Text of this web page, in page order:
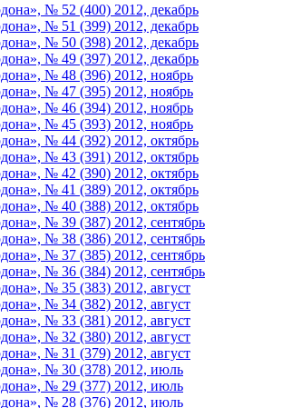
№ 52 (400) 2012, декабрь
№ 51 (399) 2012, декабрь
№ 50 (398) 2012, декабрь
№ 49 (397) 2012, декабрь
№ 48 (396) 2012, ноябрь
№ 47 (395) 2012, ноябрь
№ 46 (394) 2012, ноябрь
№ 45 (393) 2012, ноябрь
№ 44 (392) 2012, октябрь
№ 43 (391) 2012, октябрь
№ 42 (390) 2012, октябрь
№ 41 (389) 2012, октябрь
№ 40 (388) 2012, октябрь
№ 39 (387) 2012, сентябрь
№ 38 (386) 2012, сентябрь
№ 37 (385) 2012, сентябрь
№ 36 (384) 2012, сентябрь
№ 35 (383) 2012, август
№ 34 (382) 2012, август
№ 33 (381) 2012, август
№ 32 (380) 2012, август
№ 31 (379) 2012, август
№ 30 (378) 2012, июль
№ 29 (377) 2012, июль
№ 28 (376) 2012, июль